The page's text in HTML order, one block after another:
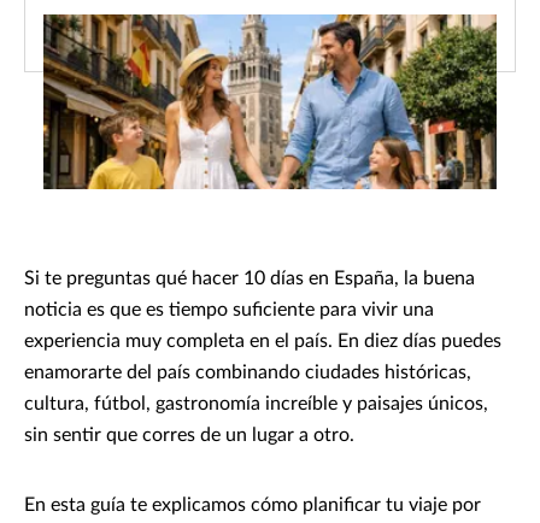
Si te preguntas qué hacer 10 días en España, la buena
noticia es que es tiempo suficiente para vivir una
experiencia muy completa en el país. En diez días puedes
enamorarte del país combinando ciudades históricas,
cultura, fútbol, gastronomía increíble y paisajes únicos,
sin sentir que corres de un lugar a otro.
En esta guía te explicamos cómo planificar tu viaje por